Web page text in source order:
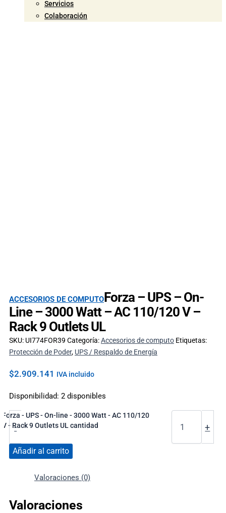
Servicios
Colaboración
ACCESORIOS DE COMPUTOForza – UPS – On-
Line – 3000 Watt – AC 110/120 V –
Rack 9 Outlets UL
SKU: UI774FOR39 Categoría:Accesorios de computo Etiquetas:
Protección de Poder, UPS / Respaldo de Energía
$2.909.141 IVA incluido
Disponibilidad: 2 disponibles
-
Forza - UPS - On-line - 3000 Watt - AC 110/120
V - Rack 9 Outlets UL cantidad
+
Añadir al carrito
Valoraciones (0)
Valoraciones